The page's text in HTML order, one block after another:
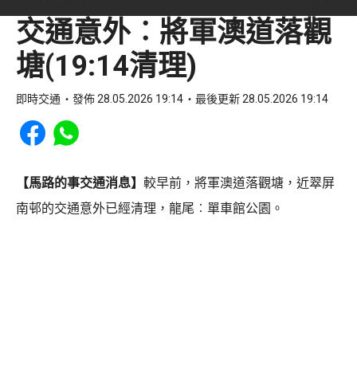
交通意外︰將軍澳道落觀
塘(19:14清理)
即時交通 發佈 28.05.2026 19:14 最後更新 28.05.2026 19:14
Share to Facebook
Share to WhatsApp
【馬路的事交通消息】 較早前，將軍澳道落觀塘，近翠屏
南邨的交通意外已經清理，龍尾︰單車館公園。